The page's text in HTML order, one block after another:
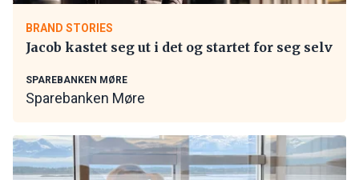
BRAND STORIES
Jacob kastet seg ut i det og startet for seg selv
SPAREBANKEN MØRE
Sparebanken Møre